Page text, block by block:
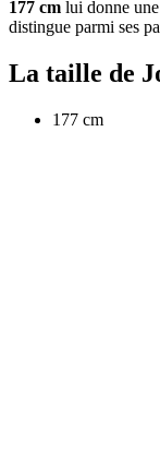
177 cm lui donne
distingue parmi ses
La taille de
177 cm